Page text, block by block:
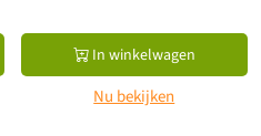
In winkelwagen
Nu bekijken